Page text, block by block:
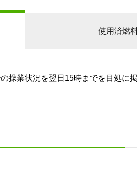
使用済燃
操業状況を翌日15時までを目処に